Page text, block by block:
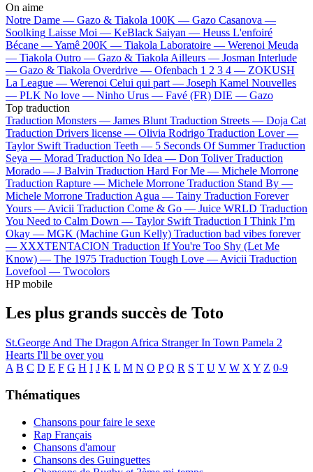
On aime
Notre Dame — Gazo & Tiakola 100K — Gazo Casanova —
Soolking Laisse Moi — KeBlack Saiyan — Heuss L'enfoiré
Bécane —Yamê 200K — Tiakola Laboratoire — Werenoi Meuda
— Tiakola Outro — Gazo & Tiakola Ailleurs — Josman Interlude
— Gazo & Tiakola Overdrive — Ofenbach 1 2 3 4 — ZOKUSH
La League — Werenoi Celui qui part — Joseph Kamel Nouvelles
— PLK No love — Ninho Urus — Favé (FR) DIE — Gazo
Top traduction
Traduction Monsters — James Blunt Traduction Streets — Doja Cat
Traduction Drivers license — Olivia Rodrigo Traduction Lover —
Taylor Swift Traduction Teeth — 5 Seconds Of Summer Traduction
Seya — Morad Traduction No Idea — Don Toliver Traduction
Morado — J Balvin Traduction Hard For Me — Michele Morrone
Traduction Rapture — Michele Morrone Traduction Stand By —
Michele Morrone Traduction Agua — Tainy Traduction Forever
Yours — Avicii Traduction Come & Go — Juice WRLD Traduction
You Need to Calm Down — Taylor Swift Traduction I Think I’m
Okay — MGK (Machine Gun Kelly) Traduction bad vibes forever
— XXXTENTACION Traduction If You're Too Shy (Let Me
Know) — The 1975 Traduction Tough Love — Avicii Traduction
Lovefool — Twocolors
HP mobile
Les plus grands succès de Toto
St.George And The Dragon Africa Stranger In Town Pamela 2
Hearts I'll be over you
A B C D E F G H I J K L M N O P Q R S T U V W X Y Z 0-9
Thématiques
Chansons pour faire le sexe
Rap Français
Chansons d'amour
Chansons des Guinguettes